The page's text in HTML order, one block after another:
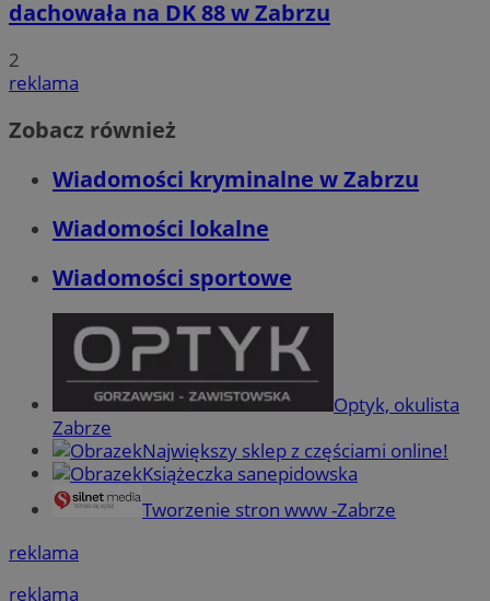
dachowała na DK 88 w Zabrzu
2
reklama
Zobacz również
Wiadomości kryminalne w Zabrzu
Wiadomości lokalne
Wiadomości sportowe
Optyk, okulista
Zabrze
Największy sklep z częściami online!
Książeczka sanepidowska
Tworzenie stron www -Zabrze
reklama
reklama